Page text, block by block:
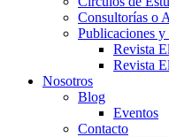
Consultorías o
Publicaciones
Revista
Revista
Nosotros
Blog
Eventos
Contacto